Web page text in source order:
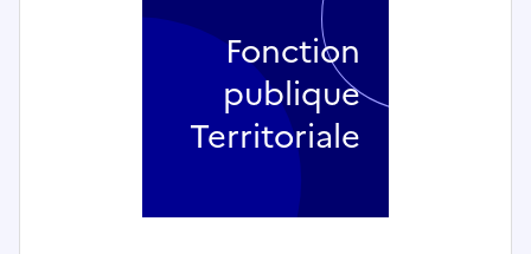
Fonction
publique
Territoriale